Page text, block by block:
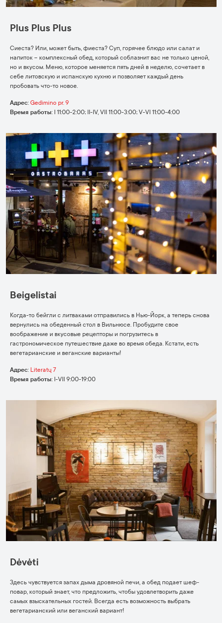
Plus Plus Plus
Сиеста? Или, может быть, фиеста? Суп, горячее блюдо или салат и
напиток – комплексный обед, который соблазнит вас не только ценой,
но и вкусом. Меню, которое меняется пять дней в неделю, сочетает в
себе литовскую и испанскую кухню и позволяет каждый день
пробовать что-то новое.
Адрес: Gedimino pr. 9
Время работы: I 11:00-2:00; II-IV, VII 11:00-3:00; V-VI 11:00-4:00
Beigelistai
Когда-то бейгли с литваками отправились в Нью-Йорк, а теперь снова
вернулись на обеденный стол в Вильнюсе. Пробудите свое
воображение и вкусовые рецепторы и погрузитесь в
гастрономическое путешествие даже во время обеда. Кстати, есть
вегетарианские и веганские варианты!
Адрес: Literatų 7
Время работы: I-VII 9:00-19:00
Dėvėti
Здесь чувствуется запах дыма дровяной печи, а обед подает шеф-
повар, который знает, что предложить, чтобы удовлетворить даже
самых взыскательных гостей. Всегда есть возможность выбрать
вегетарианский или веганский вариант!